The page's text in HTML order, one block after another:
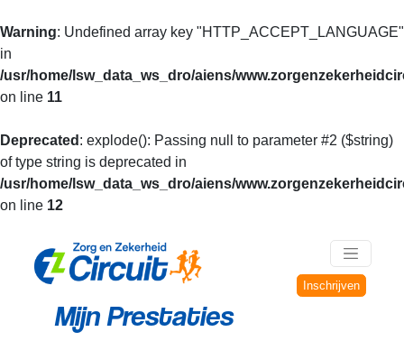
Warning: Undefined array key "HTTP_ACCEPT_LANGUAGE"
in
/usr/home/lsw_data_ws_dro/aiens/
on line 11
Deprecated : explode(): Passing null to parameter #2 ($string)
of type string is deprecated in
/usr/home/lsw_data_ws_dro/aiens/
on line 12
Inschrijven
Mijn Prestaties